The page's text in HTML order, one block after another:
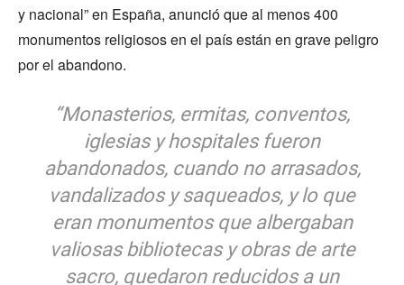
y nacional” en España, anunció que al menos 400
monumentos religiosos en el país están en grave peligro
por el abandono.
“Monasterios, ermitas, conventos,
iglesias y hospitales fueron
abandonados, cuando no arrasados,
vandalizados y saqueados, y lo que
eran monumentos que albergaban
valiosas bibliotecas y obras de arte
sacro, quedaron reducidos a un